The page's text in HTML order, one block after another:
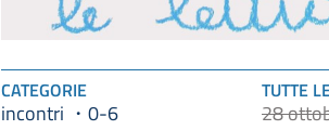
CATEGORIE
incontri 0-6
TUTTE
28